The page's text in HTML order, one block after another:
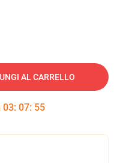
AL CARRELLO
03: 07: 54